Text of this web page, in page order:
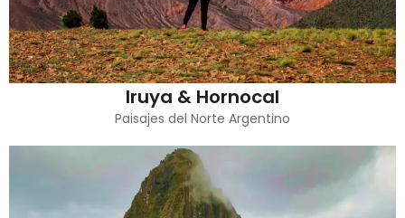
Iruya & Hornocal
Paisajes del Norte Argentino